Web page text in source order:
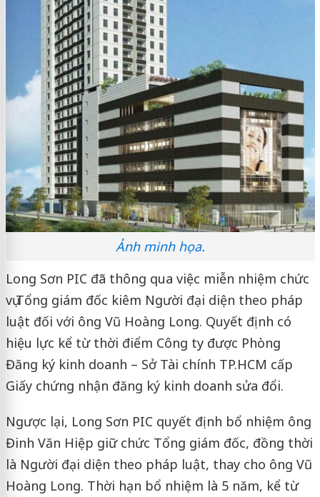
Ảnh minh họa.
Long Sơn PIC đã thông qua việc miễn nhiệm chức
vụ Tổng giám đốc kiêm Người đại diện theo pháp
luật đối với ông Vũ Hoàng Long. Quyết định có
hiệu lực kể từ thời điểm Công ty được Phòng
Đăng ký kinh doanh – Sở Tài chính TP.HCM cấp
Giấy chứng nhận đăng ký kinh doanh sửa đổi.
Ngược lại, Long Sơn PIC quyết định bổ nhiệm ông
Đinh Văn Hiệp giữ chức Tổng giám đốc, đồng thời
là Người đại diện theo pháp luật, thay cho ông Vũ
Hoàng Long. Thời hạn bổ nhiệm là 5 năm, kể từ